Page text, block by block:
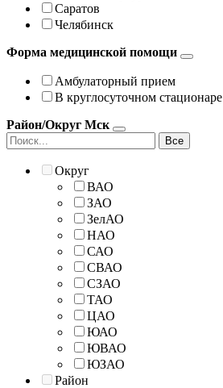
Саратов
Челябинск
Форма медицинской помощи
Амбулаторный прием
В круглосуточном стационаре
Район/Округ Мск
Все
Округ
ВАО
ЗАО
ЗелАО
НАО
САО
СВАО
СЗАО
ТАО
ЦАО
ЮАО
ЮВАО
ЮЗАО
Район